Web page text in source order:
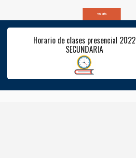
VER MÁS
Horario de clases presencial 2022
SECUNDARIA